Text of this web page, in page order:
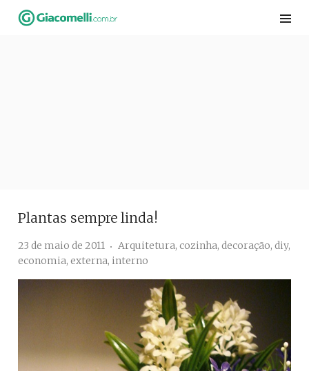
Skip
Plantas sempre linda!
23 de maio de 2011 Arquitetura, cozinha, decoração, diy,
economia, externa, interno